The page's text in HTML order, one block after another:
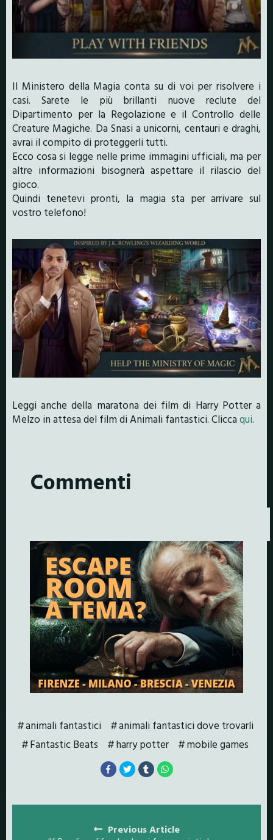
Il Ministero della Magia conta su di voi per risolvere i
casi. Sarete le più brillanti nuove reclute del
Dipartimento per la Regolazione e il Controllo delle
Creature Magiche. Da Snasi a unicorni, centauri e draghi,
avrai il compito di proteggerli tutti.
Ecco cosa si legge nelle prime immagini ufficiali, ma per
altre informazioni bisognerà aspettare il rilascio del
gioco.
Quindi tenetevi pronti, la magia sta per arrivare sul
vostro telefono!
Leggi anche della maratona dei film di Harry Potter a
Melzo in attesa del film di Animali fantastici. Clicca qui.
Commenti
animali fantastici
animali fantastici dove trovarli
Fantastic Beats
harry potter mobile games
navigation
Previous Article